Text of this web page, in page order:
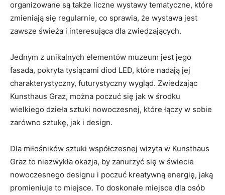
organizowane są także liczne wystawy tematyczne, które⁤
zmieniają się regularnie, ⁤co sprawia, że wystawa jest
zawsze świeża i interesująca dla zwiedzających.
Jednym z unikalnych elementów muzeum jest jego ​
fasada, pokryta⁢ tysiącami diod LED, które nadają jej
charakterystyczny, futurystyczny ‍wygląd. ‍Zwiedzając
Kunsthaus Graz, można poczuć się jak w środku
wielkiego dzieła‌ sztuki nowoczesnej, które ⁤łączy⁢ w sobie
zarówno sztukę, ​jak i ‍design.
Dla miłośników sztuki współczesnej wizyta ⁢w Kunsthaus
Graz to niezwykła okazja, by zanurzyć się w świecie
nowoczesnego designu i‍ poczuć kreatywną energię, ‌jaką
‍promieniuje⁤ to⁤ miejsce. To doskonałe miejsce dla ⁢osób